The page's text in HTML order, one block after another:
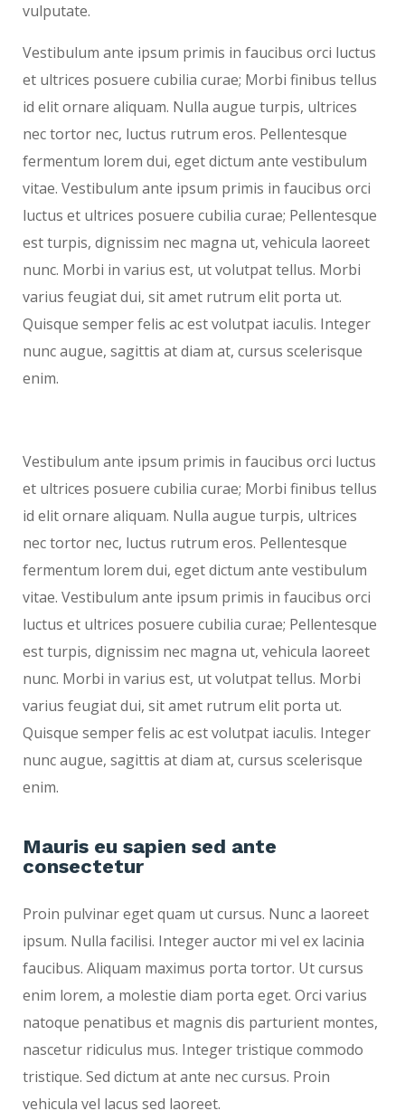
vulputate.
Vestibulum ante ipsum primis in faucibus orci luctus
et ultrices posuere cubilia curae; Morbi finibus tellus
id elit ornare aliquam. Nulla augue turpis, ultrices
nec tortor nec, luctus rutrum eros. Pellentesque
fermentum lorem dui, eget dictum ante vestibulum
vitae. Vestibulum ante ipsum primis in faucibus orci
luctus et ultrices posuere cubilia curae; Pellentesque
est turpis, dignissim nec magna ut, vehicula laoreet
nunc. Morbi in varius est, ut volutpat tellus. Morbi
varius feugiat dui, sit amet rutrum elit porta ut.
Quisque semper felis ac est volutpat iaculis. Integer
nunc augue, sagittis at diam at, cursus scelerisque
enim.
Vestibulum ante ipsum primis in faucibus orci luctus
et ultrices posuere cubilia curae; Morbi finibus tellus
id elit ornare aliquam. Nulla augue turpis, ultrices
nec tortor nec, luctus rutrum eros. Pellentesque
fermentum lorem dui, eget dictum ante vestibulum
vitae. Vestibulum ante ipsum primis in faucibus orci
luctus et ultrices posuere cubilia curae; Pellentesque
est turpis, dignissim nec magna ut, vehicula laoreet
nunc. Morbi in varius est, ut volutpat tellus. Morbi
varius feugiat dui, sit amet rutrum elit porta ut.
Quisque semper felis ac est volutpat iaculis. Integer
nunc augue, sagittis at diam at, cursus scelerisque
enim.
Mauris eu sapien sed ante
consectetur
Proin pulvinar eget quam ut cursus. Nunc a laoreet
ipsum. Nulla facilisi. Integer auctor mi vel ex lacinia
faucibus. Aliquam maximus porta tortor. Ut cursus
enim lorem, a molestie diam porta eget. Orci varius
natoque penatibus et magnis dis parturient montes,
nascetur ridiculus mus. Integer tristique commodo
tristique. Sed dictum at ante nec cursus. Proin
vehicula vel lacus sed laoreet.